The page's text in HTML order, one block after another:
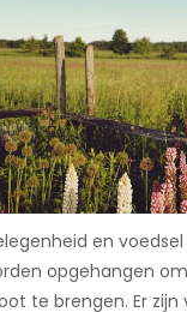
en
opgehangen
te brengen. Er